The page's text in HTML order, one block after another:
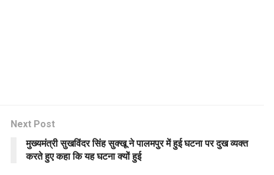
Next Post
मुख्यमंत्री सुखविंदर सिंह सुक्खू ने पालमपुर में हुई घटना पर दुख व्यक्त
करते हुए कहा कि यह घटना क्यों हुई